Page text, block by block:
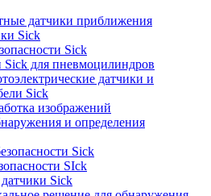
датчики приближения
Sick
Sick
для пневмоцилиндров
датчики и
Sick
изображений
и определения
Sick
SIck
Sick